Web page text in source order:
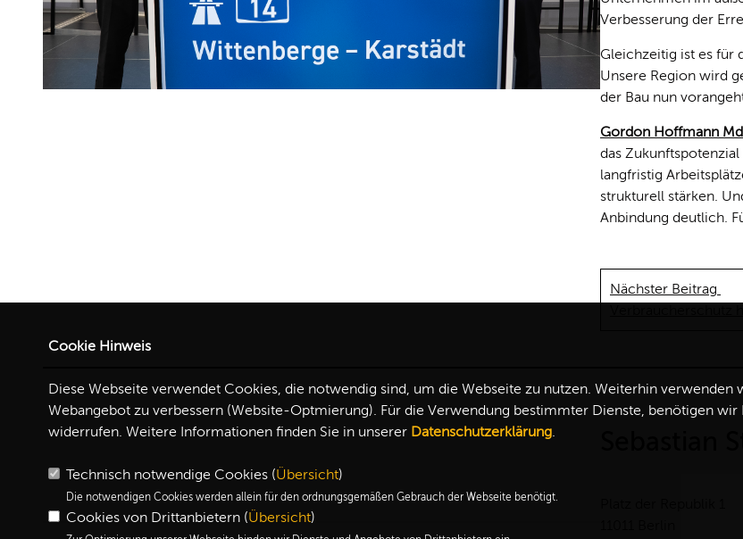
Verbesserung der
Gleichzeitig ist es für
Unsere Region wird
der Bau nun
Gordon Hoffmann
das
langfristig
strukturell stärken.
Anbindung deutlich.
Nächster Beitrag
Cookie Hinweis
Diese Webseite verwendet Cookies, die notwendig sind, um die Webseite zu nutzen. Weiterhin
Webangebot zu verbessern (Website-Optmierung). Für die Verwendung bestimmter Dienste, benötigen
widerrufen. Weitere Informationen finden Sie in unserer Datenschutzerklärung.
Technisch notwendige Cookies (Übersicht)
Die notwendigen Cookies werden allein für den ordnungsgemäßen Gebrauch der Webseite benötigt.
Cookies von Drittanbietern (Übersicht)